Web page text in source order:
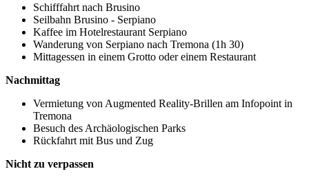
Schifffahrt nach Brusino
Seilbahn Brusino - Serpiano
Kaffee im Hotelrestaurant Serpiano
Wanderung von Serpiano nach Tremona (1h 30)
Mittagessen in einem Grotto oder einem Restaurant
Nachmittag
Vermietung von Augmented Reality-Brillen am Infopoint in
Tremona
Besuch des Archäologischen Parks
Rückfahrt mit Bus und Zug
Nicht zu verpassen